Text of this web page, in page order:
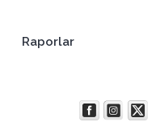
Raporlar